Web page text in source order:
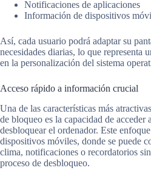
Notificaciones de aplicaciones
Información de dispositivos
Así, cada usuario podrá adaptar su
necesidades diarias, lo que representa
en la personalización del sistema
Acceso rápido a información crucial
Una de las características más
de bloqueo es la capacidad de acceder
desbloquear el ordenador. Este
dispositivos móviles, donde se puede
clima, notificaciones o recordatorios
proceso de desbloqueo.